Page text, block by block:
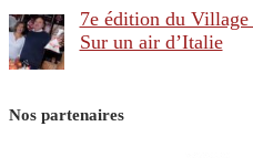
7e édition du
Sur un air d’Italie
Nos partenaires